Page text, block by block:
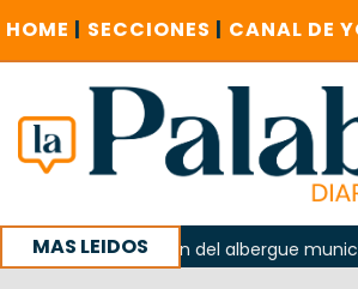
HOME | SECCIONES | CANAL DE
MAS LEIDOS
la explosión del albergue municipal de
con un encuentro provincial en